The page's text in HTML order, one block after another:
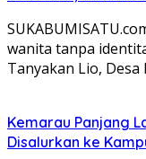
wanita tanpa
Tanyakan Lio,
Kemarau Panjang
Disalurkan ke